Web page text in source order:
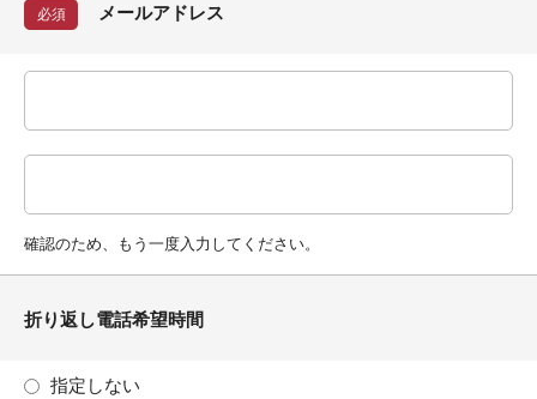
必須 メールアドレス
確認のため、もう一度入力してください。
折り返し電話希望時間
指定しない